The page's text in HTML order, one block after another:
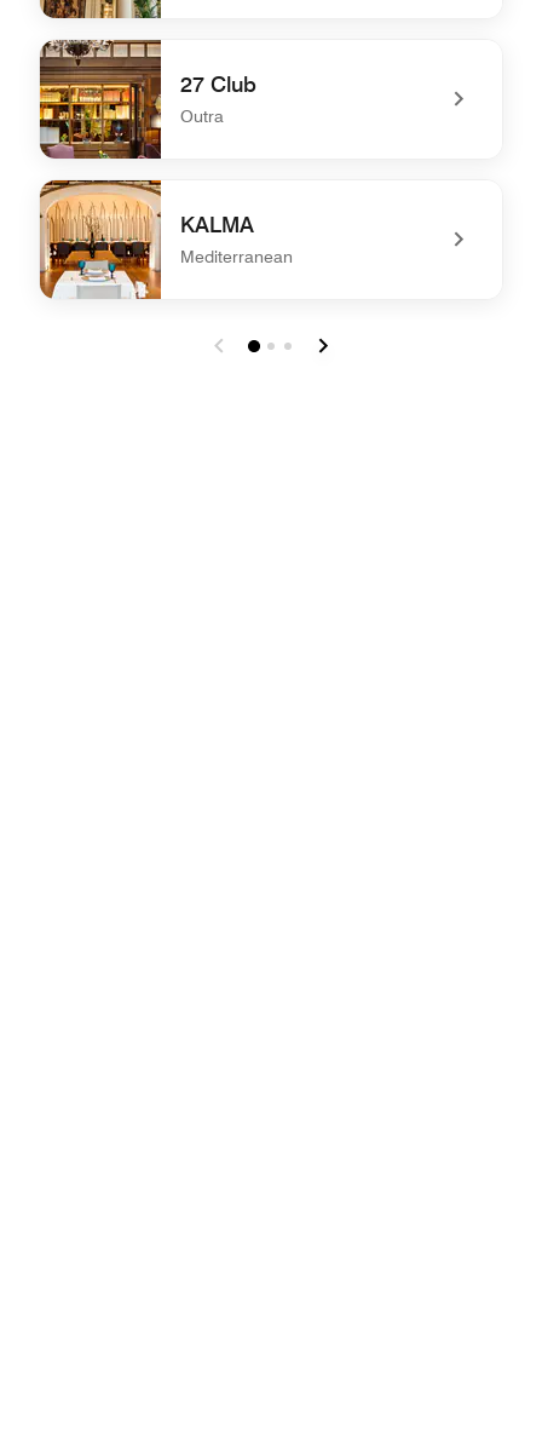
undefined La Cúpula Restaurant & Bar
27 Club
Outra
undefined 27 Club
KALMA
Mediterranean